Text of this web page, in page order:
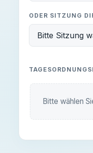
ODER SITZUNG
Bitte Sitzung
Bitte wählen